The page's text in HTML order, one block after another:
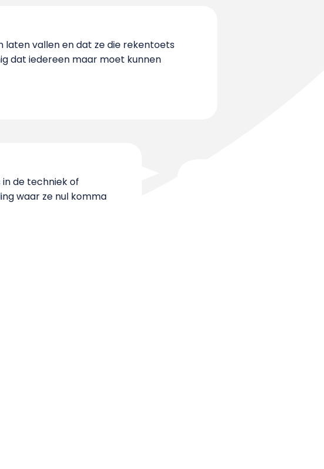
laten vallen en dat ze die rekentoets
dat iedereen maar moet kunnen
de techniek of
waar ze nul komma